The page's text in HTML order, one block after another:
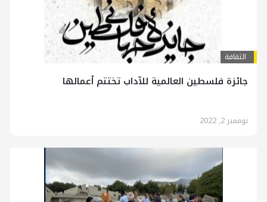
الثقافة
جائزة فلسطين العالمية للآداب تختتم أعمالها
نوفمبر 2, 2022